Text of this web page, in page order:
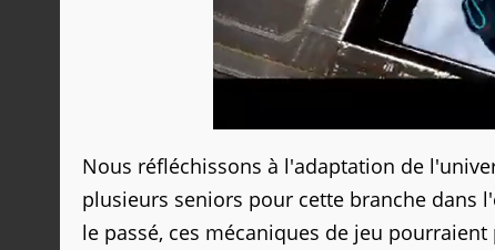
Nous réfléchissons à l'adaptation de
plusieurs seniors pour cette branche dans
le passé, ces mécaniques de jeu